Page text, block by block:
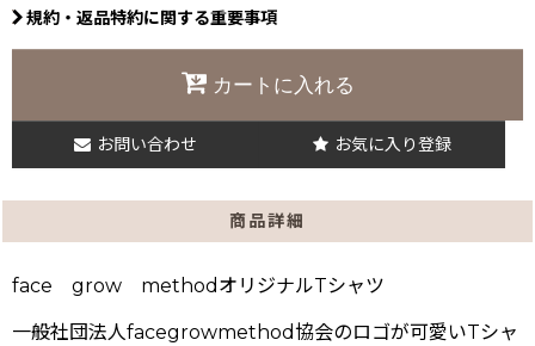
規約・返品特約に関する重要事項
カートに入れる
お問い合わせ お気に入り登録
商品詳細
face grow methodオリジナルTシャツ
一般社団法人facegrowmethod協会のロゴが可愛いTシャ